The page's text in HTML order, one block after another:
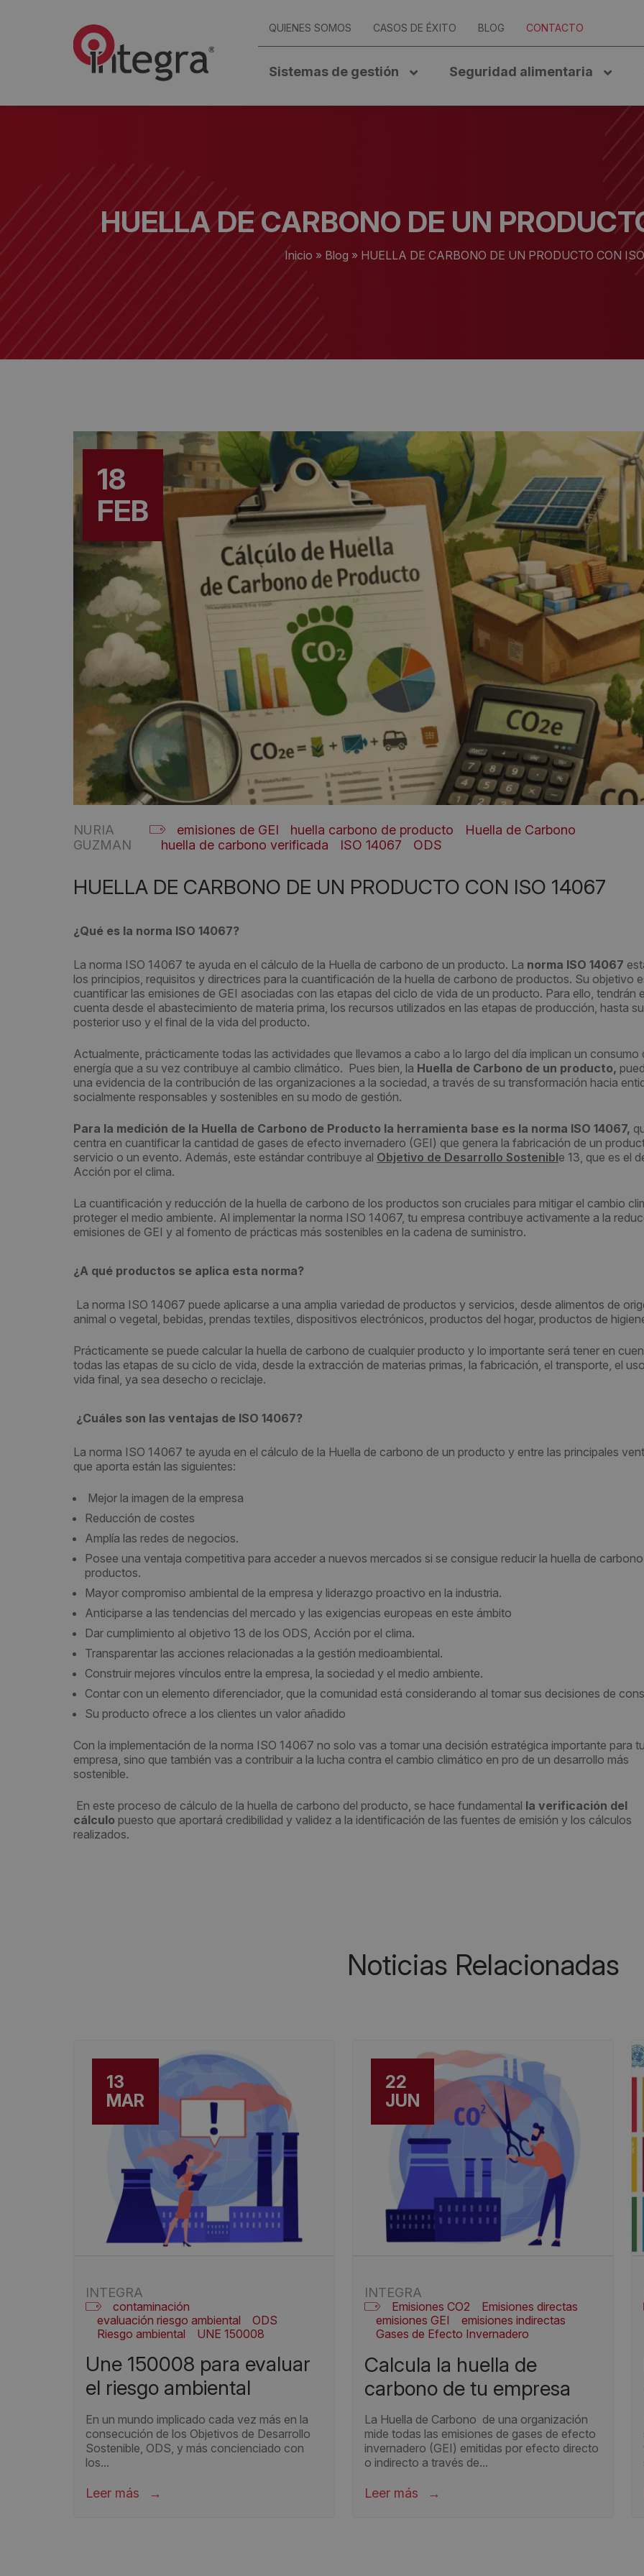
QUIENES SOMOS CASOS DE ÉXITO BLOG CONTACTO
Sistemas de gestión Seguridad alimentaria
HUELLA DE CARBONO DE UN
Inicio » Blog » HUELLA DE CARBONO DE UN PRODUCTO CON
18
FEB
NURIA
GUZMAN
emisiones de GEI huella carbono de producto
Huella de Carbono
huella de carbono verificada
ISO 14067 ODS
HUELLA DE CARBONO DE UN PRODUCTO CON ISO 14067
¿Qué es la norma ISO 14067?
La norma ISO 14067 te ayuda en el cálculo de la Huella de carbono de un producto. La norma ISO 14067
los principios, requisitos y directrices para la cuantificación de la huella de carbono de productos. Su objetivo
cuantificar las emisiones de GEI asociadas con las etapas del ciclo de vida de un producto. Para ello, tendrán
cuenta desde el abastecimiento de materia prima, los recursos utilizados en las etapas de producción, hasta su
posterior uso y el final de la vida del producto.
Actualmente, prácticamente todas las actividades que llevamos a cabo a lo largo del día implican un consumo
energía que a su vez contribuye al cambio climático. Pues bien, la Huella de Carbono de un producto,
una evidencia de la contribución de las organizaciones a la sociedad, a través de su transformación hacia
socialmente responsables y sostenibles en su modo de gestión.
Para la medición de la Huella de Carbono de Producto la herramienta base es la norma ISO 14067,
centra en cuantificar la cantidad de gases de efecto invernadero (GEI) que genera la fabricación de un
servicio o un evento. Además, este estándar contribuye al Objetivo de Desarrollo Sostenible 13, que es el
Acción por el clima.
La cuantificación y reducción de la huella de carbono de los productos son cruciales para mitigar el cambio
proteger el medio ambiente. Al implementar la norma ISO 14067, tu empresa contribuye activamente a la
emisiones de GEI y al fomento de prácticas más sostenibles en la cadena de suministro.
¿A qué productos se aplica esta norma?
La norma ISO 14067 puede aplicarse a una amplia variedad de productos y servicios, desde alimentos de
animal o vegetal, bebidas, prendas textiles, dispositivos electrónicos, productos del hogar, productos de
Prácticamente se puede calcular la huella de carbono de cualquier producto y lo importante será tener en
todas las etapas de su ciclo de vida, desde la extracción de materias primas, la fabricación, el transporte, el
vida final, ya sea desecho o reciclaje.
¿Cuáles son las ventajas de ISO 14067?
La norma ISO 14067 te ayuda en el cálculo de la Huella de carbono de un producto y entre las principales
que aporta están las siguientes:
Mejor la imagen de la empresa
Reducción de costes
Amplía las redes de negocios.
Posee una ventaja competitiva para acceder a nuevos mercados si se consigue reducir la huella de
productos.
Mayor compromiso ambiental de la empresa y liderazgo proactivo en la industria.
Anticiparse a las tendencias del mercado y las exigencias europeas en este ámbito
Dar cumplimiento al objetivo 13 de los ODS, Acción por el clima.
Transparentar las acciones relacionadas a la gestión medioambiental.
Construir mejores vínculos entre la empresa, la sociedad y el medio ambiente.
Contar con un elemento diferenciador, que la comunidad está considerando al tomar sus decisiones de
Su producto ofrece a los clientes un valor añadido
Con la implementación de la norma ISO 14067 no solo vas a tomar una decisión estratégica importante para tu
empresa, sino que también vas a contribuir a la lucha contra el cambio climático en pro de un desarrollo más
sostenible.
En este proceso de cálculo de la huella de carbono del producto, se hace fundamental la verificación del
cálculo puesto que aportará credibilidad y validez a la identificación de las fuentes de emisión y los cálculos
realizados.
Noticias Relacionadas
13
MAR
INTEGRA
contaminación
evaluación riesgo ambiental
ODS
Riesgo ambiental
UNE 150008
une 150008 para evaluar
el riesgo ambiental
En un mundo implicado cada vez más en la
consecución de los Objetivos de Desarrollo
Sostenible, ODS, y más concienciado con
los...
Leer más
22
JUN
INTEGRA
Emisiones CO2
Emisiones directas
emisiones GEI
emisiones indirectas
Gases de Efecto Invernadero
Registro huella de carbono
calcula la huella de
carbono de tu empresa
La Huella de Carbono de una organización
mide todas las emisiones de gases de efecto
invernadero (GEI) emitidas por efecto directo
o indirecto a través de...
Leer más